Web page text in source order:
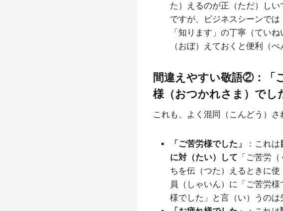
た）えるのが正（ただ）しい
ですが、ビジネスシーンでは
「知ります」の丁寧（てい
（おぼ）えておくと便利（べ
間違えやすい敬語②：「
様（おつかれさま）でし
これも、よく混同（こんどう）さ
「ご苦労様でした」 ：これは
に対（たい）して 「ご苦労
ちを伝（つた）えるときに
員（しゃいん）に「ご苦労
様でした」と言（い）うのは